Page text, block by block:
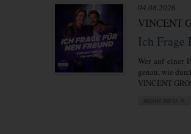
04.08.2026
VINCENT
Ich Frage
Wer auf einer
genau, wie
VINCENT